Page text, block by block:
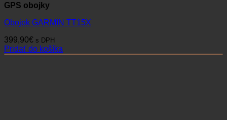
GPS obojky
Obojok GARMIN TT15X
399,90€ s DPH
Pridať do košíka